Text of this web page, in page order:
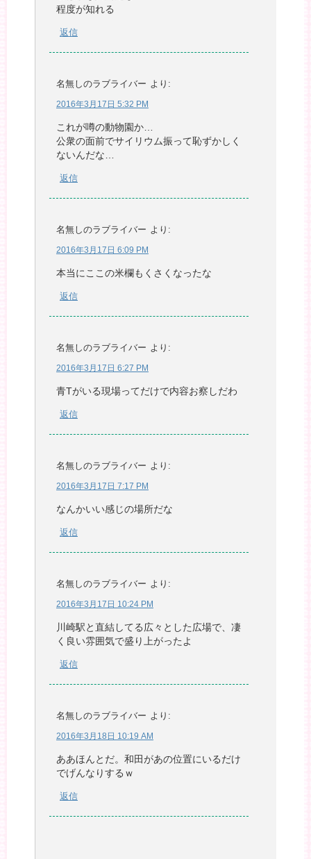
程度が知れる
返信
名無しのラブライバー より:
2016年3月17日 5:32 PM
これが噂の動物園か…
公衆の面前でサイリウム振って恥ずかしく
ないんだな…
返信
名無しのラブライバー より:
2016年3月17日 6:09 PM
本当にここの米欄もくさくなったな
返信
名無しのラブライバー より:
2016年3月17日 6:27 PM
青Tがいる現場ってだけで内容お察しだわ
返信
名無しのラブライバー より:
2016年3月17日 7:17 PM
なんかいい感じの場所だな
返信
名無しのラブライバー より:
2016年3月17日 10:24 PM
川崎駅と直結してる広々とした広場で、凄
く良い雰囲気で盛り上がったよ
返信
名無しのラブライバー より:
2016年3月18日 10:19 AM
ああほんとだ。和田があの位置にいるだけ
でげんなりするｗ
返信